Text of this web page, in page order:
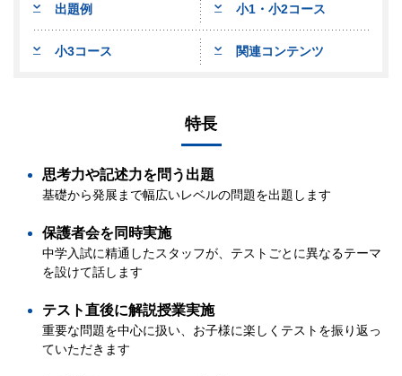
出題例 小1・小2コース
小3コース 関連コンテンツ
特長
思考力や記述力を問う出題
基礎から発展まで幅広いレベルの問題を出題します
保護者会を同時実施
中学入試に精通したスタッフが、テストごとに異なるテーマ
を設けて話します
テスト直後に解説授業実施
重要な問題を中心に扱い、お子様に楽しくテストを振り返っ
ていただきます